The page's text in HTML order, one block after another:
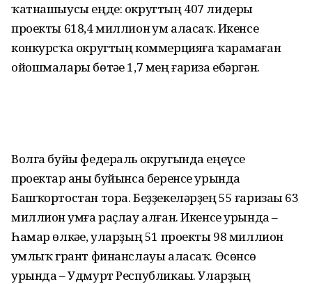
ҡатнашыусы еңде: округтың 407 лидеры
проекты 618,4 миллион һум аласаҡ. Икенсе
конкурсҡа округтың коммерцияға ҡарамаған
ойошмалары бөтәһе 1,7 мең ғариза ебәргән.
Волга буйы федераль округында еңеүсе
проектар һаны буйынса беренсе урында
Башҡортостан тора. Беҙҙекеләрҙең 55 ғаризаһы 63
миллион һумға раҫлау алған. Икенсе урында –
Һамар өлкәһе, уларҙың 51 проекты 98 миллион
һумлыҡ грант финанслауы аласаҡ. Өсөнсө
урында – Удмурт Республикаһы. Уларҙың